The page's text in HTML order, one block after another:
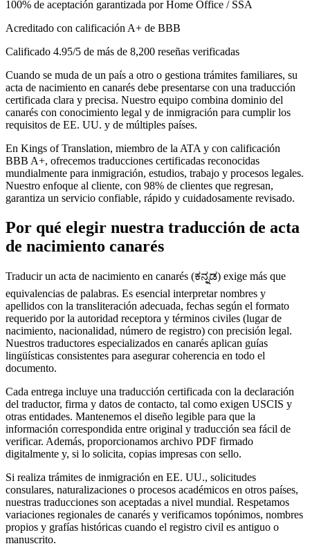
100% de aceptación garantizada por Home Office / SSA
Acreditado con calificación A+ de BBB
Calificado 4.95/5 de más de 8,200 reseñas verificadas
Cuando se muda de un país a otro o gestiona trámites familiares, su
acta de nacimiento en canarés debe presentarse con una traducción
certificada clara y precisa. Nuestro equipo combina dominio del
canarés con conocimiento legal y de inmigración para cumplir los
requisitos de EE. UU. y de múltiples países.
En Kings of Translation, miembro de la ATA y con calificación
BBB A+, ofrecemos traducciones certificadas reconocidas
mundialmente para inmigración, estudios, trabajo y procesos legales.
Nuestro enfoque al cliente, con 98% de clientes que regresan,
garantiza un servicio confiable, rápido y cuidadosamente revisado.
Por qué elegir nuestra traducción de acta
de nacimiento canarés
Traducir un acta de nacimiento en canarés (ಕನ್ನಡ) exige más que
equivalencias de palabras. Es esencial interpretar nombres y
apellidos con la transliteración adecuada, fechas según el formato
requerido por la autoridad receptora y términos civiles (lugar de
nacimiento, nacionalidad, número de registro) con precisión legal.
Nuestros traductores especializados en canarés aplican guías
lingüísticas consistentes para asegurar coherencia en todo el
documento.
Cada entrega incluye una traducción certificada con la declaración
del traductor, firma y datos de contacto, tal como exigen USCIS y
otras entidades. Mantenemos el diseño legible para que la
información correspondida entre original y traducción sea fácil de
verificar. Además, proporcionamos archivo PDF firmado
digitalmente y, si lo solicita, copias impresas con sello.
Si realiza trámites de inmigración en EE. UU., solicitudes
consulares, naturalizaciones o procesos académicos en otros países,
nuestras traducciones son aceptadas a nivel mundial. Respetamos
variaciones regionales de canarés y verificamos topónimos, nombres
propios y grafías históricas cuando el registro civil es antiguo o
manuscrito.